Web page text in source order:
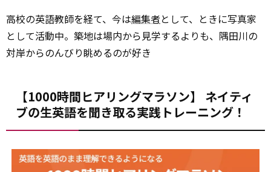
高校の英語教師を経て、今は編集者として、ときに写真家
として活動中。築地は場内から見学するよりも、隅田川の
対岸からのんびり眺めるのが好き
【1000時間ヒアリングマラソン】 ネイティ
ブの生英語を聞き取る実践トレーニング！